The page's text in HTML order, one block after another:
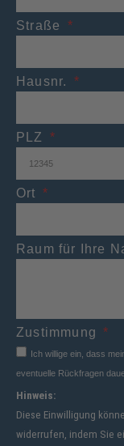
Straße
Hausnr.
PLZ
Ort
Raum für Ihre
Zustimmung
Ich willige ein, dass
eventuelle Rückfragen
Hinweis:
Diese Einwilligung
widerrufen, indem Sie